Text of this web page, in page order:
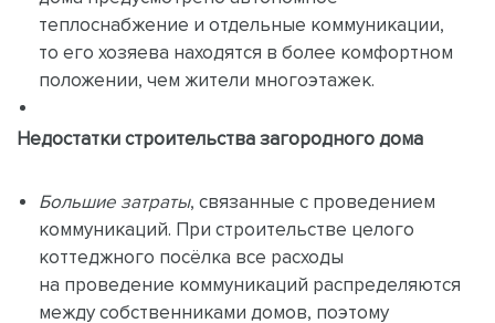
теплоснабжение и отдельные коммуникации,
то его хозяева находятся в более комфортном
положении, чем жители многоэтажек.
Недостатки строительства загородного дома
Большие затраты, связанные с проведением
коммуникаций. При строительстве целого
коттеджного посёлка все расходы
на проведение коммуникаций распределяются
между собственниками домов, поэтому